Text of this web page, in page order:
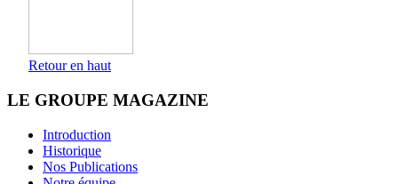
Retour en haut
LE GROUPE MAGAZINE
Introduction
Historique
Nos Publications